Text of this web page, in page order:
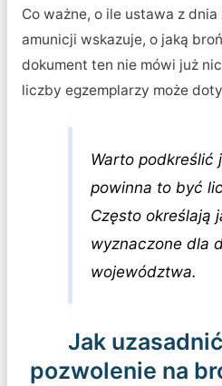
Co ważne, o ile ustawa z dnia
amunicji wskazuje, o jaką
dokument ten nie mówi już
liczby egzemplarzy może
Warto podkreślić
powinna to być
Często określają
wyznaczone dla
województwa.
Jak
pozwolenie na